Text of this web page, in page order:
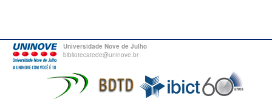
Universidade Nove de Julho
bibliotecatede@uninove.br